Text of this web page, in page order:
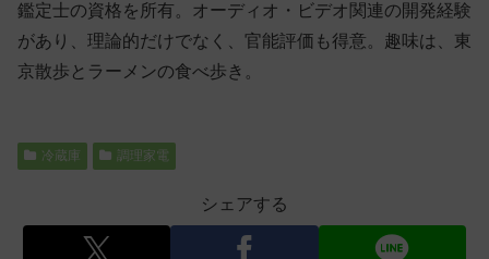
鑑定士の資格を所有。オーディオ・ビデオ関連の開発経験
があり、理論的だけでなく、官能評価も得意。趣味は、東
京散歩とラーメンの食べ歩き。
冷蔵庫 調理家電
シェアする